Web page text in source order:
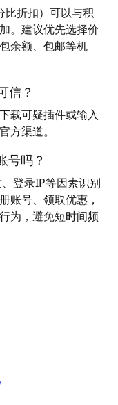
比折扣）可以与积
。建议优先选择价
余额、包邮等机
信？
载可疑插件或输入
方渠道。
号吗？
登录IP等因素识别
账号、领取优惠，
为，避免短时间频